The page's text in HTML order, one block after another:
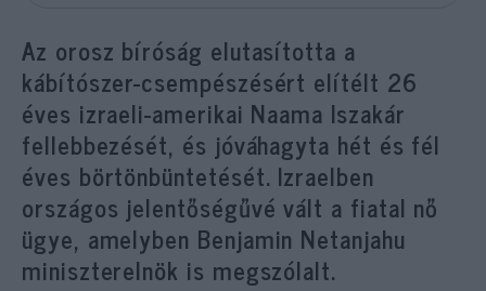
Az orosz bíróság elutasította a
kábítószer-csempészésért elítélt 26
éves izraeli-amerikai Naama Iszakár
fellebbezését, és jóváhagyta hét és fél
éves börtönbüntetését. Izraelben
országos jelentőségűvé vált a fiatal nő
ügye, amelyben Benjamin Netanjahu
miniszterelnök is megszólalt.